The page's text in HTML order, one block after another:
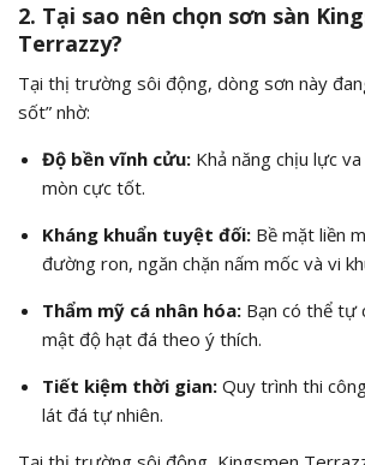
2. Tại sao nên chọn sơn sàn
Terrazzy?
Tại thị trường sôi động, dòng sơn này
sốt” nhờ:
Độ bền vĩnh cửu:Khả năng chịu lực
mòn cực tốt.
Kháng khuẩn tuyệt đối:Bề mặt liền
đường ron, ngăn chặn nấm mốc và vi
Thẩm mỹ cá nhân hóa:Bạn có thể tự
mật độ hạt đá theo ý thích.
Tiết kiệm thời gian:Quy trình thi
lát đá tự nhiên.